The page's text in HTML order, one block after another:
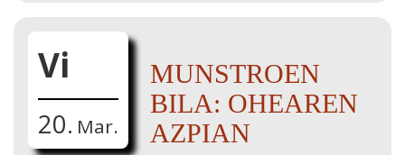
Vi
20. Mar.
MUNSTROEN
BILA: OHEAREN
AZPIAN